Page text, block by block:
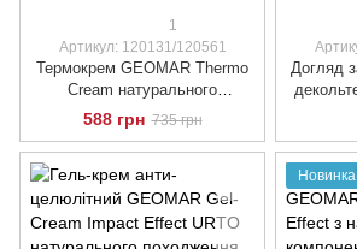
1
Артикул: 120131/120561
Термокрем GEOMAR Thermo
Cream натурального
походження, 150 мл.
588 грн 735 грн
Догляд
Новинка